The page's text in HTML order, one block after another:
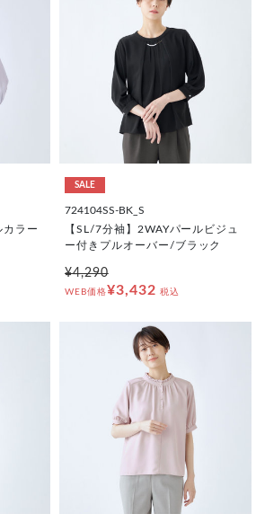
カラー
SALE
724104SS-BK_S
【SL/7分袖】2WAYパールビジュ
ー付きプルオーバー/ブラック
¥4,290
WEB価格¥3,432 税込